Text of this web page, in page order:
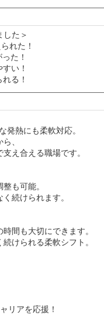
した＞
れた！
た！
い！
る！
発熱にも柔軟対応。
、
え合える職場です。
も可能。
続けられます。
間も大切にできます。
けられる柔軟シフト。
リアを応援！